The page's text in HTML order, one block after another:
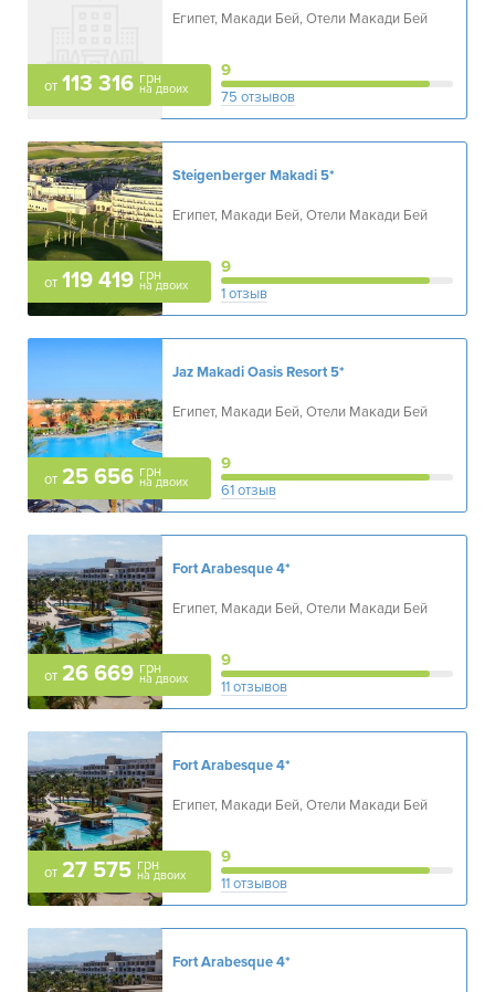
от 113 316 грн
на двоих
Египет, Макади Бей, Отели Макади Бей
9
75 отзывов
от 119 419 грн
на двоих
Steigenberger Makadi5*
Египет, Макади Бей, Отели Макади Бей
9
1 отзыв
от 25 656 грн
на двоих
Jaz Makadi Oasis Resort5*
Египет, Макади Бей, Отели Макади Бей
9
61 отзыв
от 26 669 грн
на двоих
Fort Arabesque4*
Египет, Макади Бей, Отели Макади Бей
9
11 отзывов
от 27 575 грн
на двоих
Fort Arabesque4*
Египет, Макади Бей, Отели Макади Бей
9
11 отзывов
Fort Arabesque4*